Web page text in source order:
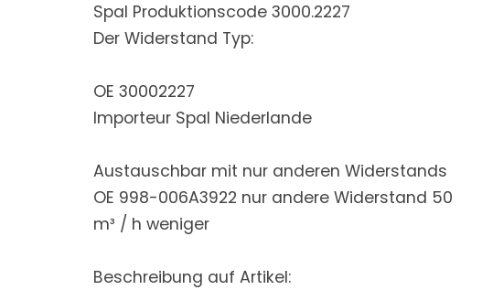
Spal Produktionscode 3000.2227
Der Widerstand Typ:
OE 30002227
Importeur Spal Niederlande
Austauschbar mit nur anderen Widerstands
OE 998-006A3922 nur andere Widerstand 50
m³ / h weniger
Beschreibung auf Artikel: